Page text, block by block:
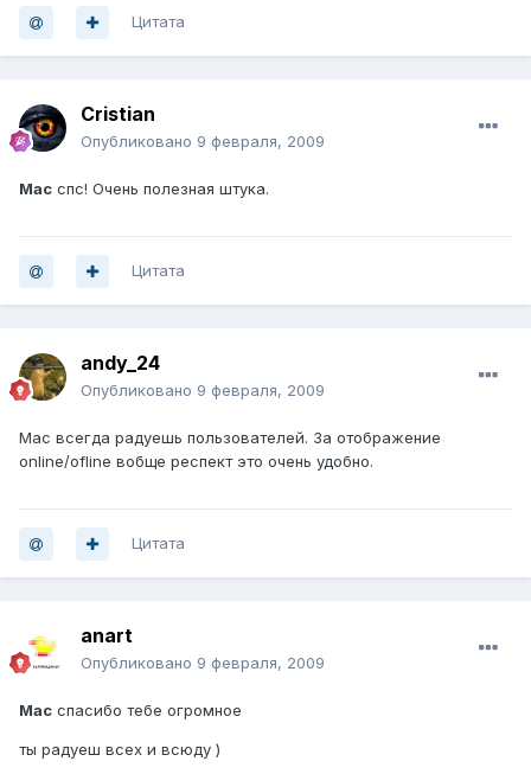
Цитата
Cristian
Опубликовано 9 февраля, 2009
Mac спс! Очень полезная штука.
Цитата
andy_24
Опубликовано 9 февраля, 2009
Мас всегда радуешь пользователей. За отображение
online/ofline вобще респект это очень удобно.
Цитата
anart
Опубликовано 9 февраля, 2009
Maс спасибо тебе огромное
ты радуеш всех и всюду )